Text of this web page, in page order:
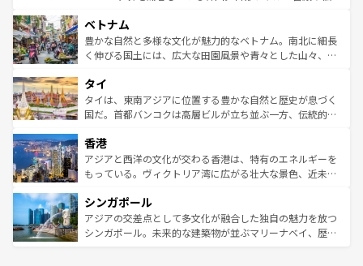
参照してほしい。
容にもいいと評判のスイーツなど、バラエティ豊かな料理
が味わえる。 なお、新着の台湾情報は コンテンツ一覧を参
照してほしい。
き、地方に足を延ばせば四季折々の自然美を楽しむことが
できる。そして、キムチや焼肉、絶品のストリートフード
まで、さまざまな韓国料理が待っている。夜には、韓国な
リティに包まれながら、韓国の多彩な魅力を心ゆくまで味
わってみてほしい。 なお、新着の韓国情報はコンテンツ一
覧を参照してほしい。
ベトナム
豊かな自然と多様な文化が魅力的なベトナム。南北に細長
く伸びる国土には、広大な田園風景や青々とした山々、世
急速な発展と共に伝統が息づく。ハノイの古い町並みやホ
ーチミン市のフランス統治時代の建物も、独特の雰囲気を
醸し出している。また、バラエティの豊かさとおいしさで
とつ。フォーやバインミー、ベトナムコーヒーなどは、ぜ
ひ現地で味わいたい。どの地域を訪れてもあたたかい人々
が旅行者を迎えてくれるので、きっと忘れられない旅にな
参照してほしい。
タイ
タイは、東南アジアに位置する豊かな自然と歴史が息づく
国だ。首都バンコクは高層ビルが立ち並ぶ一方、伝統的な
の活気が交差している。北部ではチェンマイなどの山岳地
帯で自然と触れ合い、南部ではプーケットやクラビの美し
いビーチでリゾート気分を楽しむことができる。タイ料理
激する。気候は一年中温暖で、どの季節にも異なる楽しみ
が待っている。親しみやすいタイの人々、仏教を中心とし
た文化、そして多様な観光資源が、訪れる旅人を魅了し続
香港
アジアと西洋の文化が交わる香港は、特有のエネルギーを
もっている。ヴィクトリア湾に広がる壮大な景色、近未来
み、どこを訪れても感動するはず。観光スポットが密集し
ており、効率よく見どころを回れるのも魅力。息をのむよ
うな絶景から文化的な体験まで、香港を存分に楽しみ尽く
シンガポール
アジアの交差点として多文化が融合した独自の魅力を放つ
シンガポール。未来的な建築物が並ぶマリーナベイ、歴史